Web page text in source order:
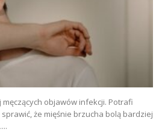
objawów infekcji. Potrafi
że mięśnie brzucha bolą bardziej